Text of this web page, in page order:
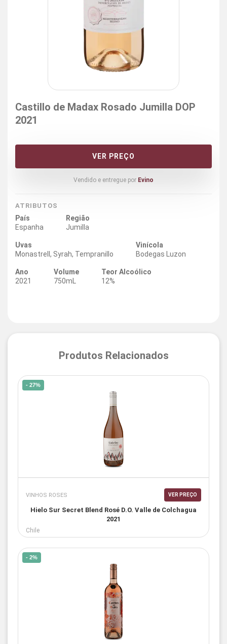
Castillo de Madax Rosado Jumilla DOP
2021
VER PREÇO
Vendido e entregue por Evino
ATRIBUTOS
País
Espanha
Região
Jumilla
Uvas
Monastrell, Syrah, Tempranillo
Vinícola
Bodegas Luzon
Ano
2021
Volume
750mL
Teor Alcoólico
12%
Produtos Relacionados
- 27%
VINHOS ROSES VER PREÇO
Hielo Sur Secret Blend Rosé D.O. Valle de Colchagua
2021
Chile
- 2%